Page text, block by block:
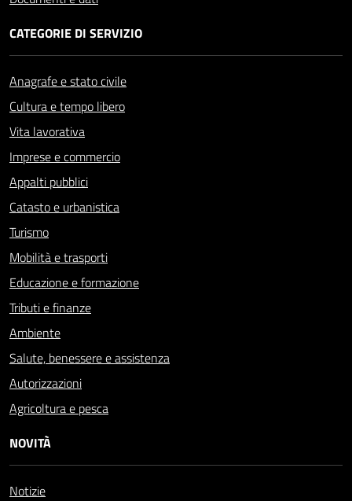
CATEGORIE DI SERVIZIO
Anagrafe e stato civile
Cultura e tempo libero
Vita lavorativa
Imprese e commercio
Appalti pubblici
Catasto e urbanistica
Turismo
Mobilità e trasporti
Educazione e formazione
Tributi e finanze
Ambiente
Salute, benessere e assistenza
Autorizzazioni
Agricoltura e pesca
NOVITÀ
Notizie